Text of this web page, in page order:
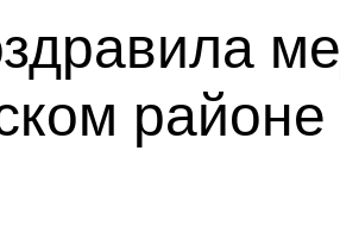
районе